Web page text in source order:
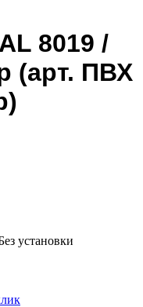
8019 /
(арт. ПВХ
установки